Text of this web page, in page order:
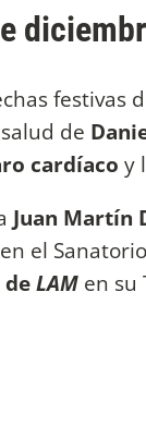
festivas
de
cardíaco y
Juan Martín
en el
LAM en su